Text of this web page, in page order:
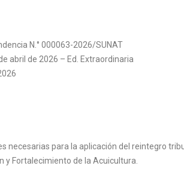
N.° 000063-2026/SUNAT
abril de 2026 – Ed. Extraordinaria
necesarias para la aplicación del reintegro
y Fortalecimiento de la Acuicultura.